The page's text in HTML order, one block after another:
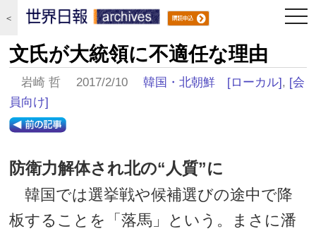
＜
文氏が大統領に不適任な理由
岩崎 哲 2017/2/10韓国・北朝鮮 [ローカル], [会
員向け]
防衛力解体され北の“人質”に
韓国では選挙戦や候補選びの途中で降
板することを「落馬」という。まさに潘